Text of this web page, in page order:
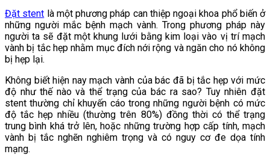
Đặt stent là một phương pháp can thiệp ngoại khoa phổ biến ở
những người mắc bệnh mạch vành. Trong phương pháp này
người ta sẽ đặt một khung lưới bằng kim loại vào vị trí mạch
vành bị tắc hẹp nhằm mục đích nới rộng và ngăn cho nó không
bị hẹp lại.
Không biết hiện nay mạch vành của bác đã bị tắc hẹp với mức
độ như thế nào và thể trạng của bác ra sao? Tuy nhiên đặt
stent thường chỉ khuyến cáo trong những người bệnh có mức
độ tắc hẹp nhiều (thường trên 80%) đồng thời có thể trạng
trung bình khá trở lên, hoặc những trường hợp cấp tính, mạch
vành bị tắc nghẽn nghiêm trọng và có nguy cơ đe dọa tính
mạng.